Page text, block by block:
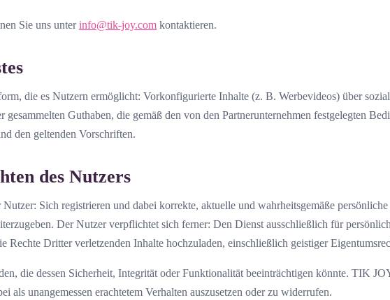
Sie uns unterinfo@tik-joy.com kontaktieren.
die es Nutzern ermöglicht: Vorkonfigurierte Inhalte (z. B. Werbevideos) über
gesammelten Guthaben, die gemäß den von den Partnerunternehmen festgelegten
den geltenden Vorschriften.
des Nutzers
Sich registrieren und dabei korrekte, aktuelle und wahrheitsgemäße
Der Nutzer verpflichtet sich ferner: Den Dienst ausschließlich für
Rechte Dritter verletzenden Inhalte hochzuladen, einschließlich geistiger
die dessen Sicherheit, Integrität oder Funktionalität beeinträchtigen könnte. TIK
als unangemessen erachtetem Verhalten auszusetzen oder zu widerrufen.